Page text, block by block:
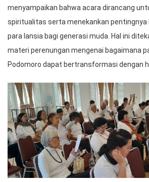
menyampaikan bahwa acara dirancang
spiritualitas serta menekankan pentingnya
para lansia bagi generasi muda. Hal ini
materi perenungan mengenai bagaimana
Podomoro dapat bertransformasi dengan